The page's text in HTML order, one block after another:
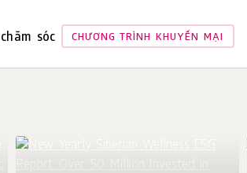
sóc CHƯƠNG TRÌNH KHUYẾN MẠI